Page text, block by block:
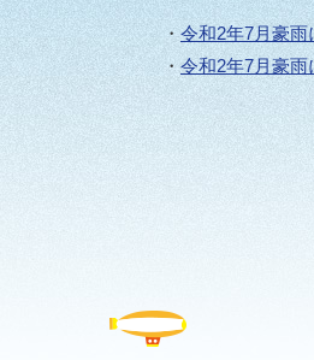
・令和2年7月豪
・令和2年7月豪